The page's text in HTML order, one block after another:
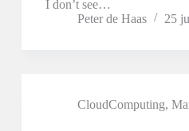
I don’t see…
Peter de Haas
25
CloudComputing,